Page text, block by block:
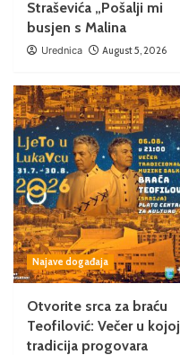
Straševića „Pošalji mi
busjen s Malina
Urednica August 5, 2026
Najave događaja
Otvorite srca za braću
Teofilović: Večer u kojoj
tradicija progovara